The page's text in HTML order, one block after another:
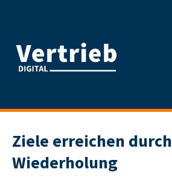
Ziele erreichen durch
Wiederholung